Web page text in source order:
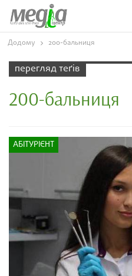
Додому 200-бальниця
перегляд теґів
200-бальниця
АБІТУРІЄНТ